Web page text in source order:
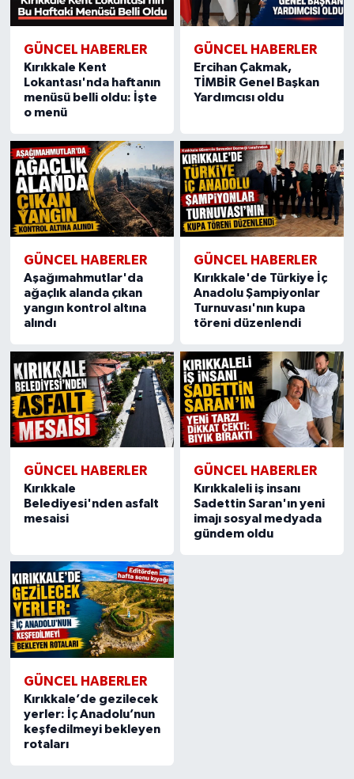
GÜNCEL HABERLER
Kırıkkale Kent
Lokantası'nda haftanın
menüsü belli oldu: İşte
o menü
GÜNCEL HABERLER
Ercihan Çakmak,
TİMBİR Genel Başkan
Yardımcısı oldu
GÜNCEL HABERLER
Aşağımahmutlar'da
ağaçlık alanda çıkan
yangın kontrol altına
alındı
GÜNCEL HABERLER
Kırıkkale'de Türkiye İç
Anadolu Şampiyonlar
Turnuvası'nın kupa
töreni düzenlendi
GÜNCEL HABERLER
Kırıkkale
Belediyesi'nden asfalt
mesaisi
GÜNCEL HABERLER
Kırıkkaleli iş insanı
Sadettin Saran'ın yeni
imajı sosyal medyada
gündem oldu
GÜNCEL HABERLER
Kırıkkale’de gezilecek
yerler: İç Anadolu’nun
keşfedilmeyi bekleyen
rotaları